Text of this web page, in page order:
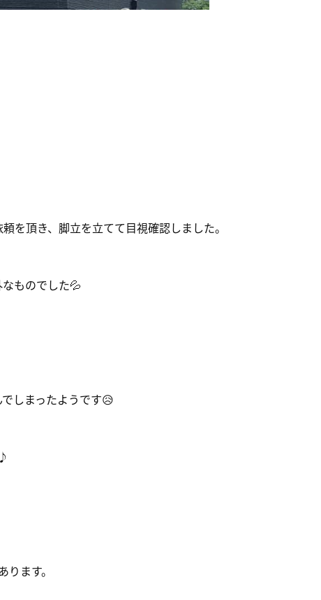
を頂き、脚立を立てて目視確認しました。
ものでした💦
しまったようです😥
ます。